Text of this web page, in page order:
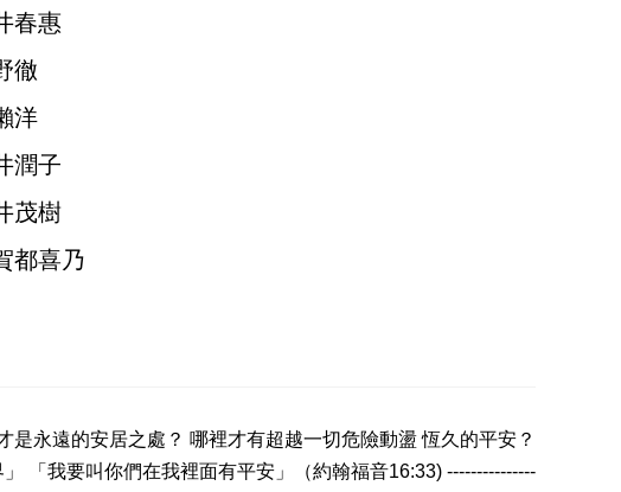
春惠
徹
洋
潤子
茂樹
都喜乃
永遠的安居之處？ 哪裡才有超越一切危險動盪 恆久的平安？
「我要叫你們在我裡面有平安」（約翰福音16:33) ---------------